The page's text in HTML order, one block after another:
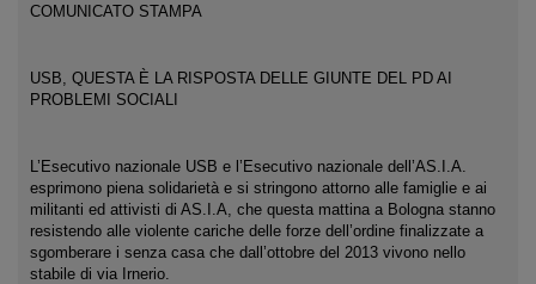
COMUNICATO STAMPA
USB, QUESTA È LA RISPOSTA DELLE GIUNTE DEL PD AI
PROBLEMI SOCIALI
L’Esecutivo nazionale USB e l’Esecutivo nazionale dell’AS.I.A.
esprimono piena solidarietà e si stringono attorno alle famiglie e ai
militanti ed attivisti di AS.I.A, che questa mattina a Bologna stanno
resistendo alle violente cariche delle forze dell’ordine finalizzate a
sgomberare i senza casa che dall’ottobre del 2013 vivono nello
stabile di via Irnerio.